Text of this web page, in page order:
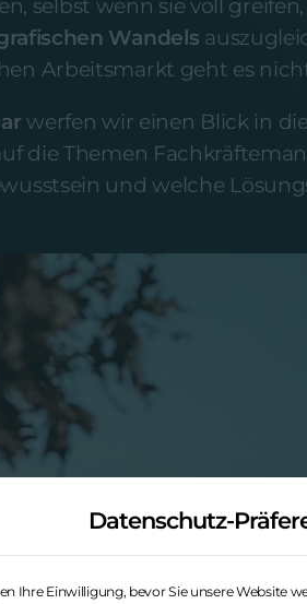
selbst wenn sie voll
Wandels
Arbeitsmarkt geht es
werfen wir einen Blick in die
die Themen
und welche
Datenschutz-
Ihre Einwilligung, bevor Sie unsere Website